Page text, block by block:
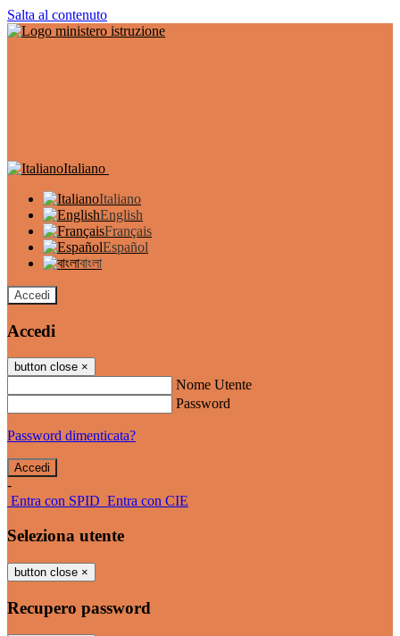
Salta al contenuto
Italiano
Italiano
English
Français
Español
বাংলা
Accedi
Accedi
button close ×
Nome Utente
Password
Password dimenticata?
-
Entra con SPID Entra con CIE
Seleziona utente
button close ×
Recupero password